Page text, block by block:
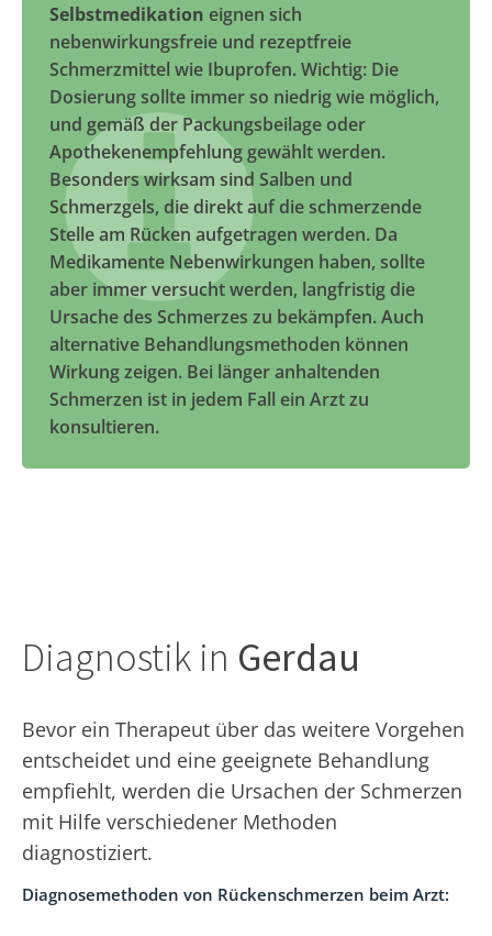
Selbstmedikation eignen sich
nebenwirkungsfreie und rezeptfreie
Schmerzmittel wie Ibuprofen. Wichtig: Die
Dosierung sollte immer so niedrig wie möglich,
und gemäß der Packungsbeilage oder
Apothekenempfehlung gewählt werden.
Besonders wirksam sind Salben und
Schmerzgels, die direkt auf die schmerzende
Stelle am Rücken aufgetragen werden. Da
Medikamente Nebenwirkungen haben, sollte
aber immer versucht werden, langfristig die
Ursache des Schmerzes zu bekämpfen. Auch
alternative Behandlungsmethoden können
Wirkung zeigen. Bei länger anhaltenden
Schmerzen ist in jedem Fall ein Arzt zu
konsultieren.
Diagnostik in Gerdau
Bevor ein Therapeut über das weitere Vorgehen
entscheidet und eine geeignete Behandlung
empfiehlt, werden die Ursachen der Schmerzen
mit Hilfe verschiedener Methoden
diagnostiziert.
Diagnosemethoden von Rückenschmerzen beim Arzt: